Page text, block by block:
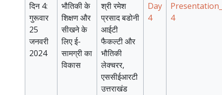
दिन 4:
गुरूवार
25
जनवरी
2024
भौतिकी के
शिक्षण और
सीखने के
लिए ई-
सामग्री का
विकास
श्री रमेश
प्रसाद बडोनी
आईटी
फैकल्टी और
भौतिकी
लेक्चरर,
एससीईआरटी
उत्तराखंड
Day
4
4